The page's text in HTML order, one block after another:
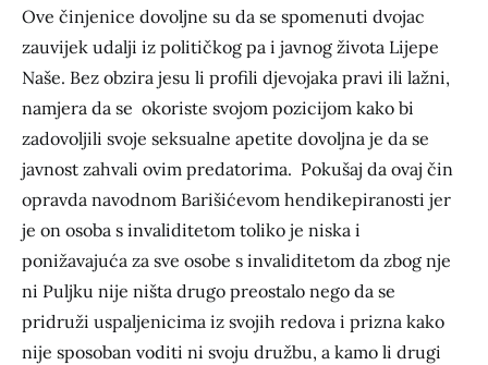
Ove činjenice dovoljne su da se spomenuti dvojac
zauvijek udalji iz političkog pa i javnog života Lijepe
Naše. Bez obzira jesu li profili djevojaka pravi ili lažni,
namjera da se okoriste svojom pozicijom kako bi
zadovoljili svoje seksualne apetite dovoljna je da se
javnost zahvali ovim predatorima. Pokušaj da ovaj čin
opravda navodnom Barišićevom hendikepiranosti jer
je on osoba s invaliditetom toliko je niska i
ponižavajuća za sve osobe s invaliditetom da zbog nje
ni Puljku nije ništa drugo preostalo nego da se
pridruži uspaljenicima iz svojih redova i prizna kako
nije sposoban voditi ni svoju družbu, a kamo li drugi